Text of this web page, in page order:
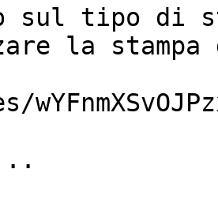
sul tipo di
la stampa